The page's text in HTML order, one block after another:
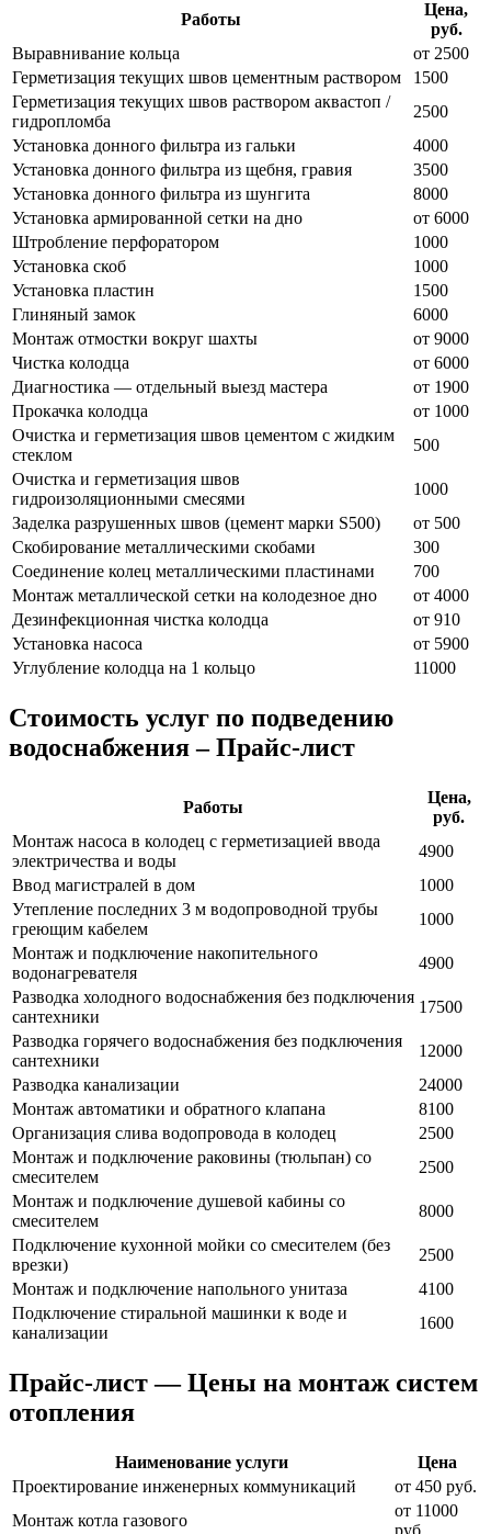
Работы
Цена,
руб.
Выравнивание кольца
от 2500
Герметизация текущих швов цементным раствором
1500
Герметизация текущих швов раствором аквастоп /
гидропломба
2500
Установка донного фильтра из гальки
4000
Установка донного фильтра из щебня, гравия
3500
Установка донного фильтра из шунгита
8000
Установка армированной сетки на дно
от 6000
Штробление перфоратором
1000
Установка скоб
1000
Установка пластин
1500
Глиняный замок
6000
Монтаж отмостки вокруг шахты
от 9000
Чистка колодца
от 6000
Диагностика — отдельный выезд мастера
от 1900
Прокачка колодца
от 1000
Очистка и герметизация швов цементом с жидким
стеклом
500
Очистка и герметизация швов
гидроизоляционными смесями
1000
Заделка разрушенных швов (цемент марки S500)
от 500
Скобирование металлическими скобами
300
Соединение колец металлическими пластинами
700
Монтаж металлической сетки на колодезное дно
от 4000
Дезинфекционная чистка колодца
от 910
Установка насоса
от 5900
Углубление колодца на 1 кольцо
11000
Стоимость услуг по подведению
водоснабжения – Прайс-лист
Работы
Цена,
руб.
Монтаж насоса в колодец с герметизацией ввода
электричества и воды
4900
Ввод магистралей в дом
1000
Утепление последних 3 м водопроводной трубы
греющим кабелем
1000
Монтаж и подключение накопительного
водонагревателя
4900
Разводка холодного водоснабжения без подключения
сантехники
17500
Разводка горячего водоснабжения без подключения
сантехники
12000
Разводка канализации
24000
Монтаж автоматики и обратного клапана
8100
Организация слива водопровода в колодец
2500
Монтаж и подключение раковины (тюльпан) со
смесителем
2500
Монтаж и подключение душевой кабины со
смесителем
8000
Подключение кухонной мойки со смесителем (без
врезки)
2500
Монтаж и подключение напольного унитаза
4100
Подключение стиральной машинки к воде и
канализации
1600
Прайс-лист — Цены на монтаж систем
отопления
Наименование услуги
Цена
Проектирование инженерных коммуникаций
от 450 руб.
Монтаж котла газового
от 11000
руб.